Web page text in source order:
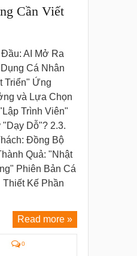
Cần Viết
AI Mở Ra
Cá Nhân
Triển" Ứng
và Lựa Chọn
Trình Viên"
Dỗ"? 2.3.
Đồng Bộ
Quả: "Nhật
Phiên Bản Cá
Kế Phần
Read more »
0